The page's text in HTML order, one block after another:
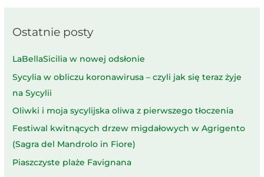
Ostatnie posty
LaBellaSicilia w nowej odsłonie
Sycylia w obliczu koronawirusa – czyli jak się teraz żyje
na Sycylii
Oliwki i moja sycylijska oliwa z pierwszego tłoczenia
Festiwal kwitnących drzew migdałowych w Agrigento
(Sagra del Mandrolo in Fiore)
Piaszczyste plaże Favignana